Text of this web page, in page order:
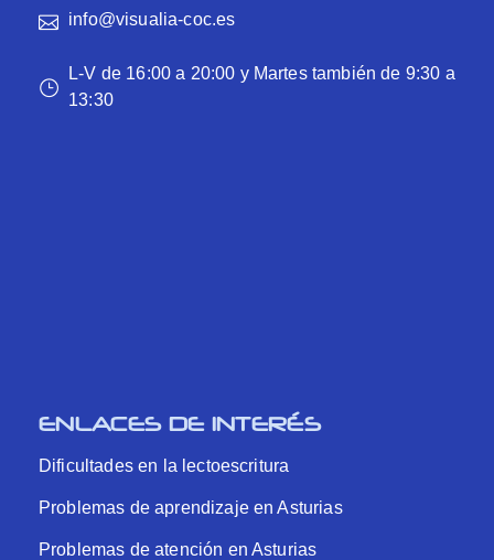
info@visualia-coc.es
L-V de 16:00 a 20:00 y Martes también de 9:30 a
13:30
ENLACES DE INTERÉS
Dificultades en la lectoescritura
Problemas de aprendizaje en Asturias
Problemas de atención en Asturias